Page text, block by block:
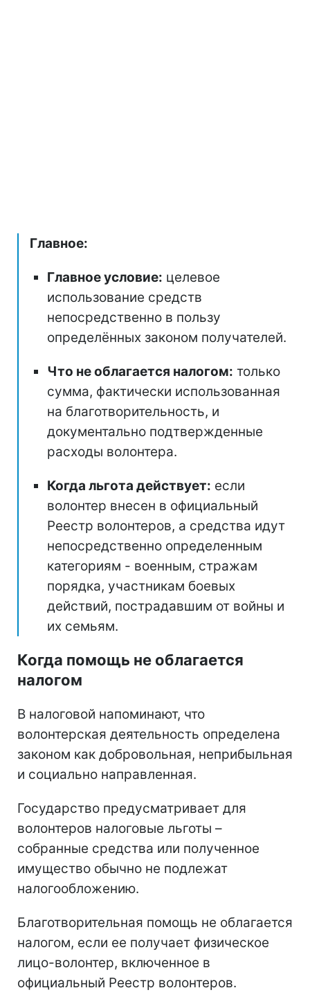
Главное:
Главное условие: целевое
использование средств
непосредственно в пользу
определённых законом получателей.
Что не облагается налогом: только
сумма, фактически использованная
на благотворительность, и
документально подтвержденные
расходы волонтера.
Когда льгота действует: если
волонтер внесен в официальный
Реестр волонтеров, а средства идут
непосредственно определенным
категориям - военным, стражам
порядка, участникам боевых
действий, пострадавшим от войны и
их семьям.
Когда помощь не облагается
налогом
В налоговой напоминают, что
волонтерская деятельность определена
законом как добровольная, неприбыльная
и социально направленная.
Государство предусматривает для
волонтеров налоговые льготы –
собранные средства или полученное
имущество обычно не подлежат
налогообложению.
Благотворительная помощь не облагается
налогом, если ее получает физическое
лицо-волонтер, включенное в
официальный Реестр волонтеров.